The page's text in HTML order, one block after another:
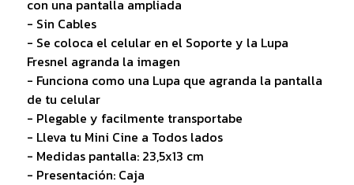
con una pantalla ampliada
- Sin Cables
- Se coloca el celular en el Soporte y la Lupa
Fresnel agranda la imagen
- Funciona como una Lupa que agranda la pantalla
de tu celular
- Plegable y facilmente transportabe
- Lleva tu Mini Cine a Todos lados
- Medidas pantalla: 23,5x13 cm
- Presentación: Caja